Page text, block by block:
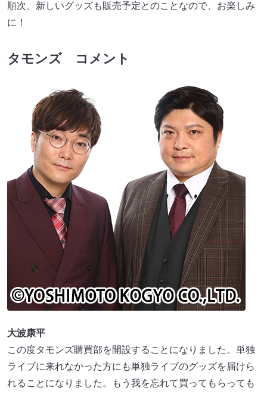
順次、新しいグッズも販売予定とのことなので、お楽しみ
に！
タモンズ コメント
大波康平
この度タモンズ購買部を開設することになりました。単独
ライブに来れなかった方にも単独ライブのグッズを届けら
れることになりました。もう我を忘れて買ってもらっても